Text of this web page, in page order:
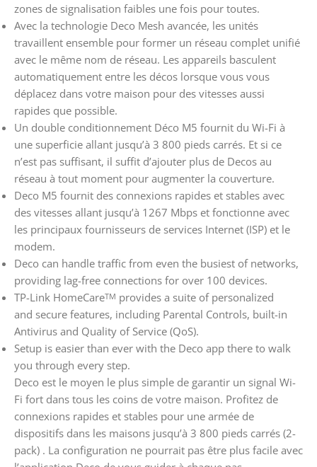
zones de signalisation faibles une fois pour toutes.
Avec la technologie Deco Mesh avancée, les unités
travaillent ensemble pour former un réseau complet unifié
avec le même nom de réseau. Les appareils basculent
automatiquement entre les décos lorsque vous vous
déplacez dans votre maison pour des vitesses aussi
rapides que possible.
Un double conditionnement Déco M5 fournit du Wi-Fi à
une superficie allant jusqu’à 3 800 pieds carrés. Et si ce
n’est pas suffisant, il suffit d’ajouter plus de Decos au
réseau à tout moment pour augmenter la couverture.
Deco M5 fournit des connexions rapides et stables avec
des vitesses allant jusqu’à 1267 Mbps et fonctionne avec
les principaux fournisseurs de services Internet (ISP) et le
modem.
Deco can handle traffic from even the busiest of networks,
providing lag-free connections for over 100 devices.
TP-Link HomeCareTM provides a suite of personalized
and secure features, including Parental Controls, built-in
Antivirus and Quality of Service (QoS).
Setup is easier than ever with the Deco app there to walk
you through every step.
Deco est le moyen le plus simple de garantir un signal Wi-
Fi fort dans tous les coins de votre maison. Profitez de
connexions rapides et stables pour une armée de
dispositifs dans les maisons jusqu’à 3 800 pieds carrés (2-
pack) . La configuration ne pourrait pas être plus facile avec